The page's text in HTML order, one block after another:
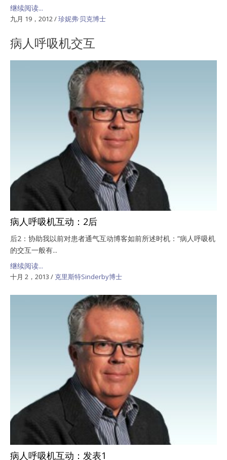
继续阅读...
九月 19，2012/珍妮弗·贝克博士
病人呼吸机交互
病人呼吸机互动：2后
后2：协助我以前对患者通气互动博客如前所述时机：“病人呼吸机
的交互一般有...
继续阅读...
十月 2，2013 / 克里斯特Sinderby博士
病人呼吸机互动：发表1